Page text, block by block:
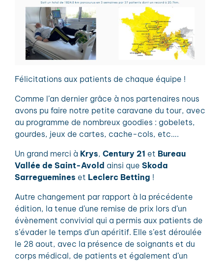
Félicitations aux patients de chaque équipe !
Comme l’an dernier grâce à nos partenaires nous
avons pu faire notre petite caravane du tour, avec
au programme de nombreux goodies : gobelets,
gourdes, jeux de cartes, cache-cols, etc….
Un grand merci à Krys, Century 21 et Bureau
Vallée de Saint-Avold ainsi que Skoda
Sarreguemines et Leclerc Betting !
Autre changement par rapport à la précédente
édition, la tenue d’une remise de prix lors d’un
évènement convivial qui a permis aux patients de
s’évader le temps d’un apéritif. Elle s’est déroulée
le 28 aout, avec la présence de soignants et du
corps médical, de patients et également d’un